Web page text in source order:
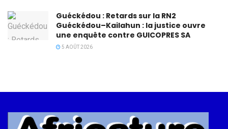
Guéckédou : Retards sur la RN2
Guéckédou–Kailahun : la justice ouvre
une enquête contre GUICOPRES SA
5 AOÛT 2026